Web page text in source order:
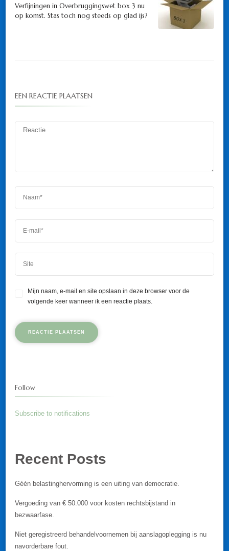
Verfijningen in Overbruggingswet box 3 nu
op komst. Stas toch nog steeds op glad ijs?
EEN REACTIE PLAATSEN
Mijn naam, e-mail en site opslaan in deze browser voor de
volgende keer wanneer ik een reactie plaats.
Follow
Subscribe to notifications
Recent Posts
Géén belastinghervorming is een uiting van democratie.
Vergoeding van € 50.000 voor kosten rechtsbijstand in
bezwaarfase.
Niet geregistreerd behandelvoornemen bij aanslagoplegging is nu
navorderbare fout.